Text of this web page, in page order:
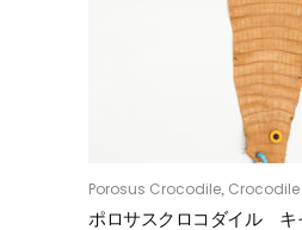
お買い物カゴに追加
Porosus Crocodile Crocodile
ポロサスクロコダイル